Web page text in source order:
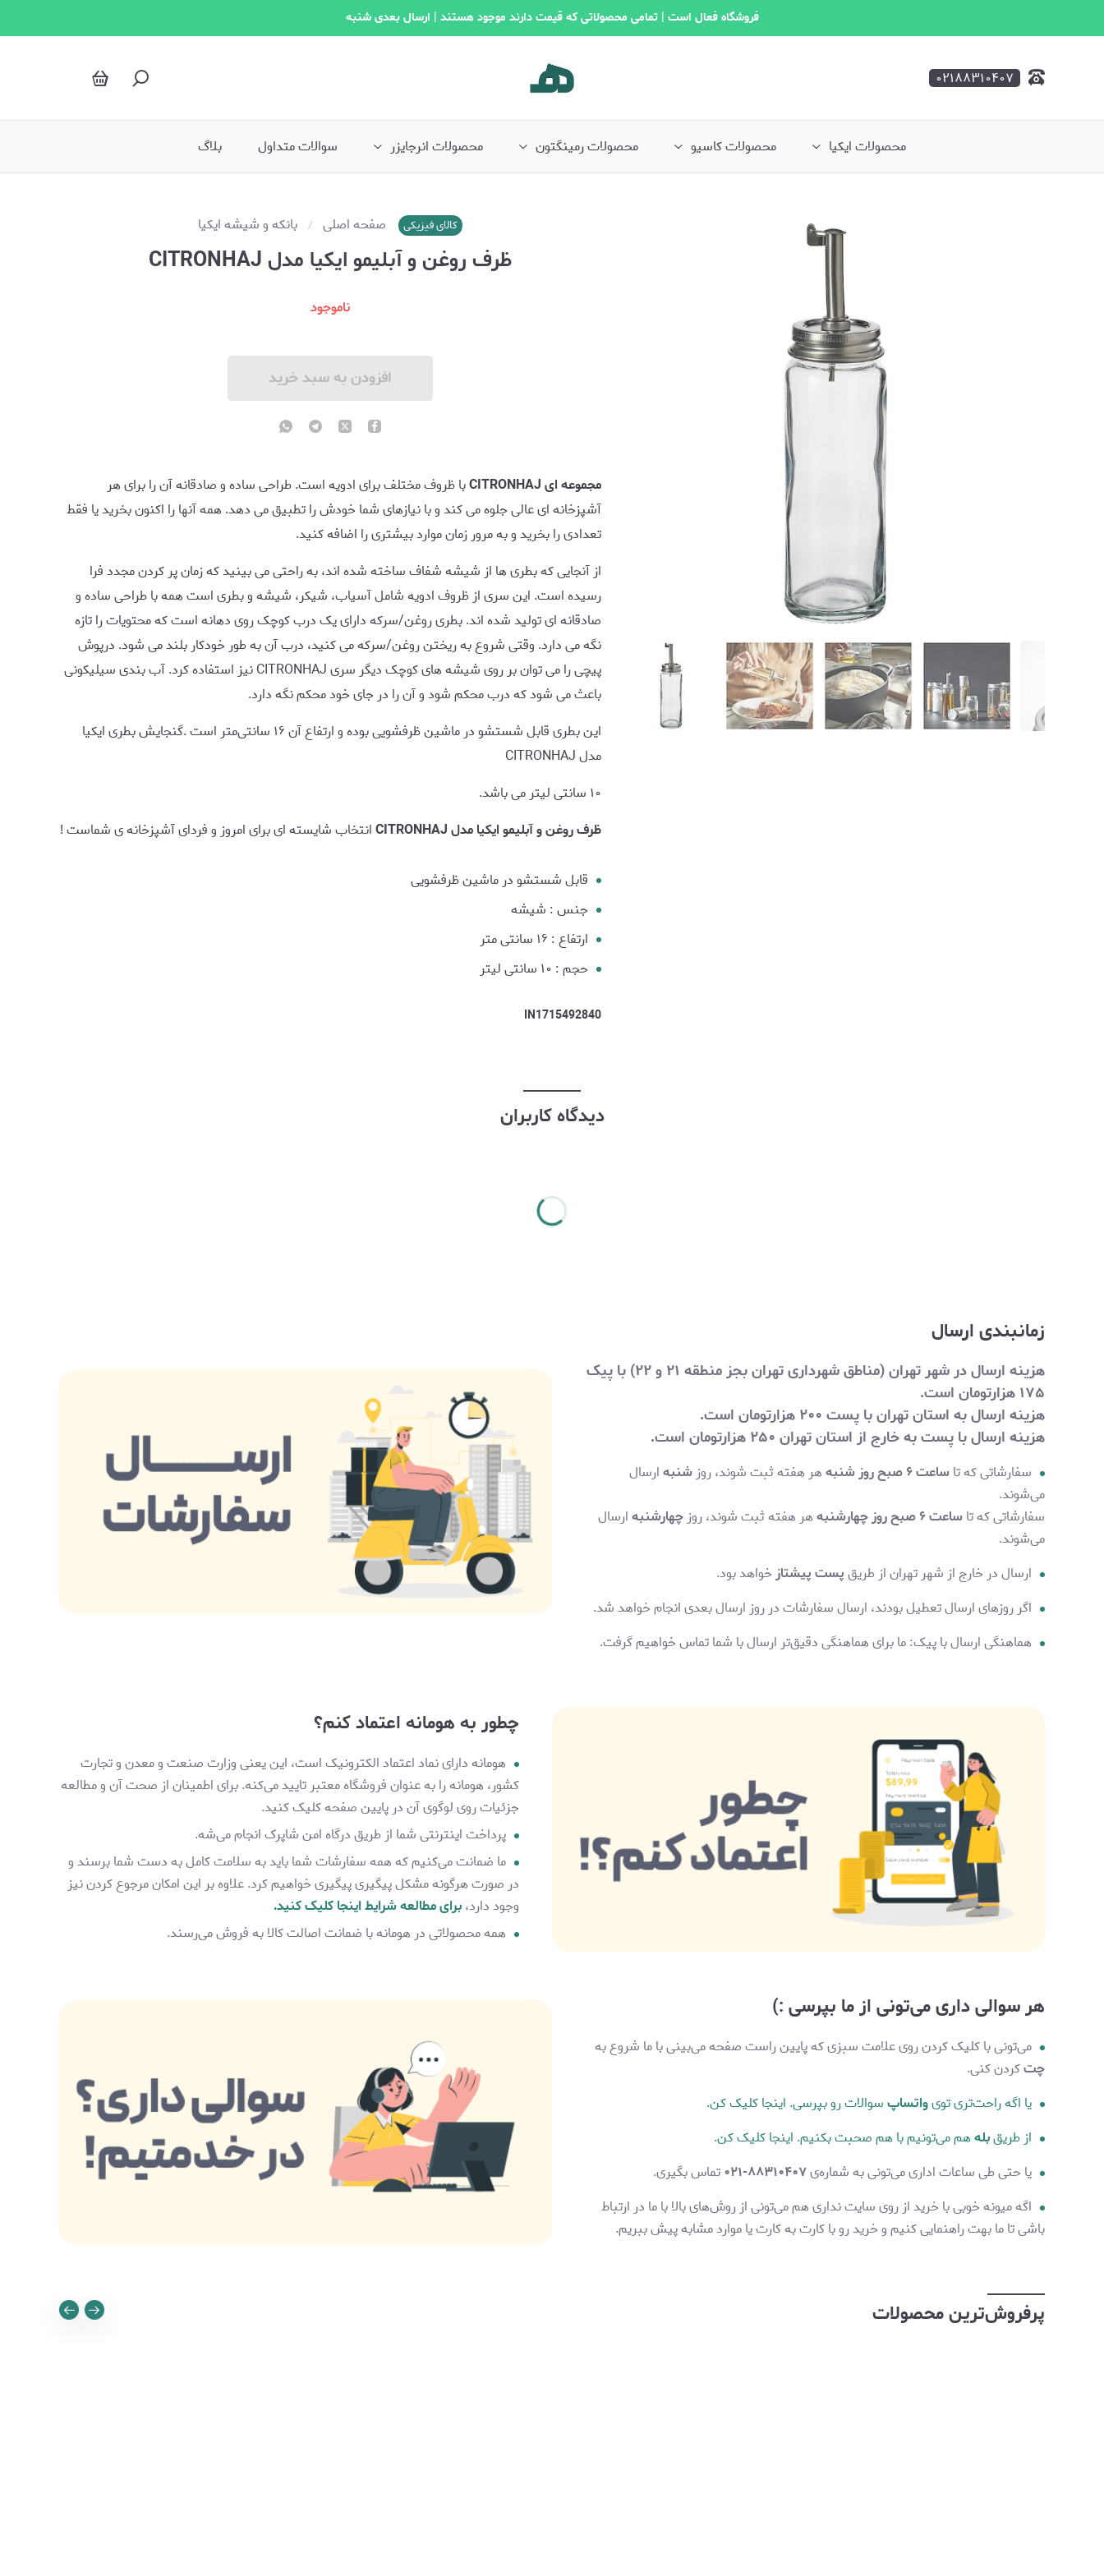
فروشگاه فعال است | تمامی محصولاتی که قیمت دارند موجود هستند | ارسال بعدی شنبه
۰۲۱۸۸۳۱۰۴۰۷
محصولات ایکیا محصولات کاسیو محصولات رمینگتون محصولات انرجایزر سوالات متداول بلاگ
کالای فیزیکی صفحه اصلی بانکه و شیشه ایکیا
ظرف روغن و آبلیمو ایکیا مدل CITRONHAJ
ناموجود
افزودن به سبد خرید
مجموعه ای CITRONHAJ
با ظروف مختلف برای ادویه است. طراحی ساده و صادقانه آن را برای هر
آشپزخانه ای عالی جلوه می کند و با نیازهای شما خودش را تطبیق می دهد. همه آنها را اکنون بخرید یا فقط
تعدادی را بخرید و به مرور زمان موارد بیشتری را اضافه کنید.
از آنجایی که بطری ها از شیشه شفاف ساخته شده اند، به راحتی می بینید که زمان پر کردن مجدد فرا
رسیده است. این سری از ظروف ادویه شامل آسیاب، شیکر، شیشه و بطری است همه با طراحی ساده و
صادقانه ای تولید شده اند. بطری روغن/سرکه دارای یک درب کوچک روی دهانه است که محتویات را تازه
نگه می دارد. وقتی شروع به ریختن روغن/سرکه می کنید، درب آن به طور خودکار بلند می شود. درپوش
پیچی را می توان بر روی شیشه های کوچک دیگر سری CITRONHAJ نیز استفاده کرد. آب بندی سیلیکونی
باعث می شود که درب محکم شود و آن را در جای خود محکم نگه دارد.
این بطری قابل شستشو در ماشین ظرفشویی بوده و ارتفاع آن ۱۶ سانتی‌متر است .گنجایش بطری ایکیا
مدل CITRONHAJ
۱۰ سانتی لیتر می باشد.
ظرف روغن و آبلیمو ایکیا مدل CITRONHAJ
انتخاب شایسته ای برای امروز و فردای آشپزخانه ی شماست !
قابل شستشو در ماشین ظرفشویی
جنس : شیشه
ارتفاع : ۱۶ سانتی متر
حجم : ۱۰ سانتی لیتر
IN1715492840
دیدگاه کاربران
زمانبندی ارسال
هزینه ارسال در شهر تهران (مناطق شهرداری تهران بجز منطقه ۲۱ و ۲۲) با پیک
۱۷۵ هزارتومان است.
هزینه ارسال به استان تهران با پست ۲۰۰ هزارتومان است.
هزینه ارسال با پست به خارج از استان تهران ۲۵۰ هزارتومان است.
سفارشاتی که تاساعت ۶ صبح روز شنبه هر هفته ثبت شوند، روز شنبهارسال
می‌شوند.
سفارشاتی که تاساعت ۶ صبح روز چهارشنبه هر هفته ثبت شوند، روز چهارشنبهارسال
می‌شوند.
ارسال در خارج از شهر تهران از طریقپست پیشتازخواهد بود.
اگر روزهای ارسال تعطیل بودند، ارسال سفارشات در روز ارسال بعدی انجام خواهد شد.
هماهنگی ارسال با پیک: ما برای هماهنگی دقیق‌تر ارسال با شما تماس خواهیم گرفت.
چطور به هومانه اعتماد کنم؟
هومانه دارای نماد اعتماد الکترونیک است، این یعنی وزارت صنعت و معدن و تجارت
کشور، هومانه را به عنوان فروشگاه معتبر تایید می‌کنه. برای اطمینان از صحت آن و مطالعه
جزئیات روی لوگوی آن در پایین صفحه کلیک کنید.
پرداخت اینترنتی شما از طریق درگاه‌ امن شاپرک انجام می‌شه.
ما ضمانت می‌کنیم که همه سفارشات شما باید به سلامت کامل به دست شما برسند و
در صورت هرگونه مشکل پیگیری پیگیری خواهیم کرد. علاوه بر این امکان مرجوع کردن نیز
وجود دارد،برای مطالعه شرایط اینجا کلیک کنید.
همه محصولاتی در هومانه با ضمانت اصالت کالا به فروش می‌رسند.
هر سوالی داری می‌تونی از ما بپرسی :)
می‌تونی با کلیک کردن روی علامت سبزی که پایین راست صفحه می‌بینی با ما شروع به
چتکردن کنی.
یا اگه راحت‌تری تویواتساپسوالات رو بپرسی. اینجا کلیک کن.
از طریقبلههم می‌تونیم با هم صحبت بکنیم. اینجا کلیک کن.
یا حتی طی ساعات اداری می‌تونی به شماره‌ی۸۸۳۱۰۴۰۷-۰۲۱
تماس بگیری.
اگه میونه خوبی با خرید از روی سایت نداری هم می‌تونی از روش‌های بالا با ما در ارتباط
باشی تا ما بهت راهنمایی کنیم و خرید رو با کارت به کارت یا موارد مشابه پیش ببریم.
پرفروش‌ترین محصولات